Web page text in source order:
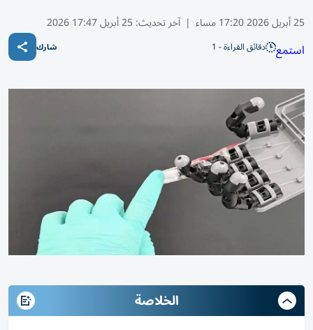
25 أبريل 2026 17:20 مساء | آخر تحديث:25 أبريل 17:47 2026
استمع دقائق القراءة - 1 شارك
الخلاصة